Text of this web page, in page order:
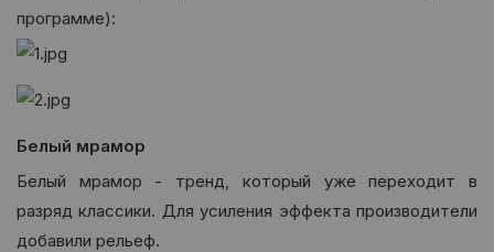
программе):
Белый мрамор
Белый мрамор - тренд, который уже переходит в
разряд классики. Для усиления эффекта производители
добавили рельеф.